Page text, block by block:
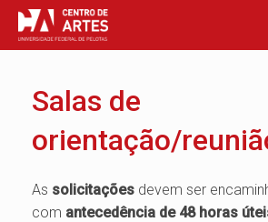
Skip
content
Salas de
orientação/
As solicitações devem ser
com antecedência de 48 horas